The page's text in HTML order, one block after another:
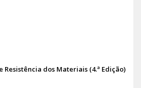
Resistência dos Materiais (4.ª Edição)